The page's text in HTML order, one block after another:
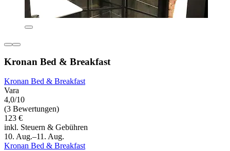
Kronan Bed & Breakfast
Kronan Bed & Breakfast
Vara
4,0/10
(3 Bewertungen)
123 €
inkl. Steuern & Gebühren
10. Aug.–11. Aug.
Kronan Bed & Breakfast